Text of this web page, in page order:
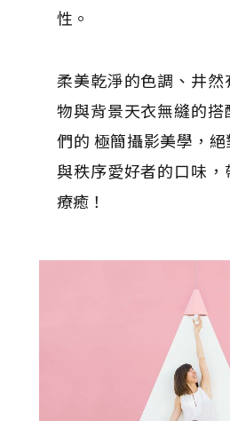
性。
柔美乾淨的色調、井然
物與背景天衣無縫的
們的 極簡攝影美學，
與秩序愛好者的口味
療癒！